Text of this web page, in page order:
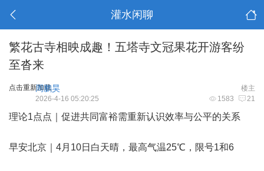
灌水闲聊
繁花古寺相映成趣！五塔寺文冠果花开游客纷
至沓来
点击重新加载 楼主
周鹏昊
1583 21
2026-4-16 05:20:25
理论1点点｜促进共同富裕需重新认识效率与公平的关系
早安北京｜4月10日白天晴，最高气温25℃，限号1和6